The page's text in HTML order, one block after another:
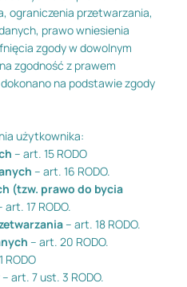
ograniczenia przetwarzania,
prawo wniesienia
zgody w dowolnym
zgodność z prawem
na podstawie zgody
użytkownika:
– art. 15 RODO
– art. 16 RODO.
(tzw. prawo do bycia
art. 17 RODO.
– art. 18 RODO.
– art. 20 RODO.
RODO
– art. 7 ust. 3 RODO.